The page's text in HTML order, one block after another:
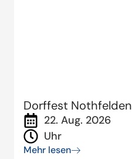
Dorffest Nothfelden
22. Aug. 2026
Uhr
Mehr lesen